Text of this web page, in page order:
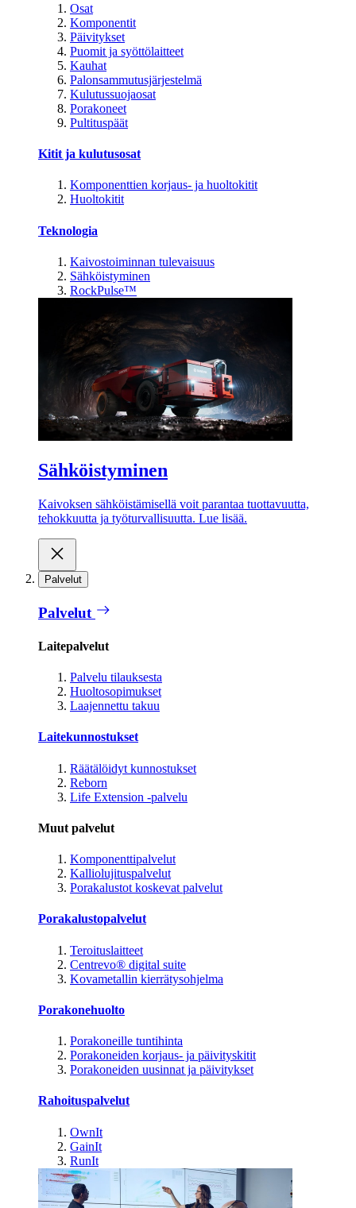
Osat
Komponentit
Päivitykset
Puomit ja syöttölaitteet
Kauhat
Palonsammutusjärjestelmä
Kulutussuojaosat
Porakoneet
Pultituspäät
Kitit ja kulutusosat
Komponenttien korjaus- ja huoltokitit
Huoltokitit
Teknologia
Kaivostoiminnan tulevaisuus
Sähköistyminen
RockPulse™
Sähköistyminen
Kaivoksen sähköistämisellä voit parantaa tuottavuutta,
tehokkuutta ja työturvallisuutta. Lue lisää.
Palvelut
Palvelut
Laitepalvelut
Palvelu tilauksesta
Huoltosopimukset
Laajennettu takuu
Laitekunnostukset
Räätälöidyt kunnostukset
Reborn
Life Extension -palvelu
Muut palvelut
Komponenttipalvelut
Kalliolujituspalvelut
Porakalustot koskevat palvelut
Porakalustopalvelut
Teroituslaitteet
Centrevo® digital suite
Kovametallin kierrätysohjelma
Porakonehuolto
Porakoneille tuntihinta
Porakoneiden korjaus- ja päivityskitit
Porakoneiden uusinnat ja päivitykset
Rahoituspalvelut
OwnIt
GainIt
RunIt